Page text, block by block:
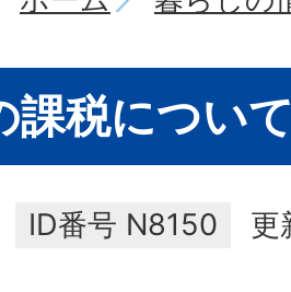
課税につい
ID番号 N8150 更